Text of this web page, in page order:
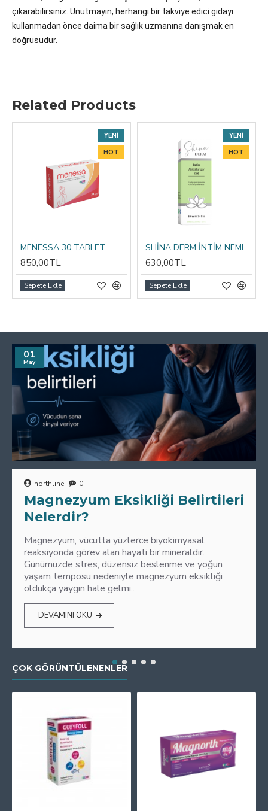
çıkarabilirsiniz. Unutmayın, herhangi bir takviye edici gıdayı
kullanmadan önce daima bir sağlık uzmanına danışmak en
doğrusudur.
Related Products
YENI
HOT
MENESSA 30 TABLET
850,00TL
Sepete Ekle
YENI
HOT
SHİNA DERM İNTİM NEMLENDİRİCİ JEL (KAYGANLAŞTIRICI JEL) 100ML
630,00TL
Sepete Ekle
01
May
northline 0
Magnezyum Eksikliği Belirtileri
Nelerdir?
Magnezyum, vücutta yüzlerce biyokimyasal
reaksiyonda görev alan hayati bir mineraldir.
Günümüzde stres, düzensiz beslenme ve yoğun
yaşam temposu nedeniyle magnezyum eksikliği
oldukça yaygın hale gelmi..
DEVAMINI OKU
ÇOK GÖRÜNTÜLENENLER